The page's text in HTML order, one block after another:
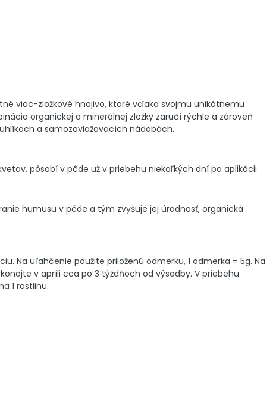
viac-zložkové hnojivo, ktoré vďaka svojmu unikátnemu
organickej a minerálnej zložky zaručí rýchle a zároveň
a samozavlažovacích nádobách.
pôsobí v pôde už v priebehu niekoľkých dní po aplikácii
humusu v pôde a tým zvyšuje jej úrodnosť, organická
Na uľahčenie použite priloženú odmerku, 1 odmerka = 5g. Na
v apríli cca po 3 týždňoch od výsadby. V priebehu
1 rastlinu.